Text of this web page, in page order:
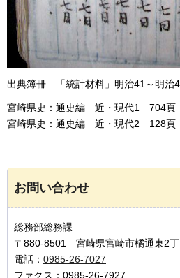
出典簿冊 「統計材料」明治41～明治
宮崎県史：通史編 近 ・現代1 704頁
宮崎県史：通史編
近 ・現代2 1 28頁
お問い合わせ
総務部総務課
〒880-8501 宮崎県宮崎市橘通東2
電話： 0985-26-7027
ファクス：0985-26-7927